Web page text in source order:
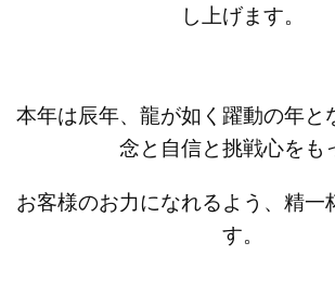
し上げます。
本年は辰年、龍が如く躍動の年と
念と自信と挑戦心をも
お客様のお力になれるよう、精一
す。